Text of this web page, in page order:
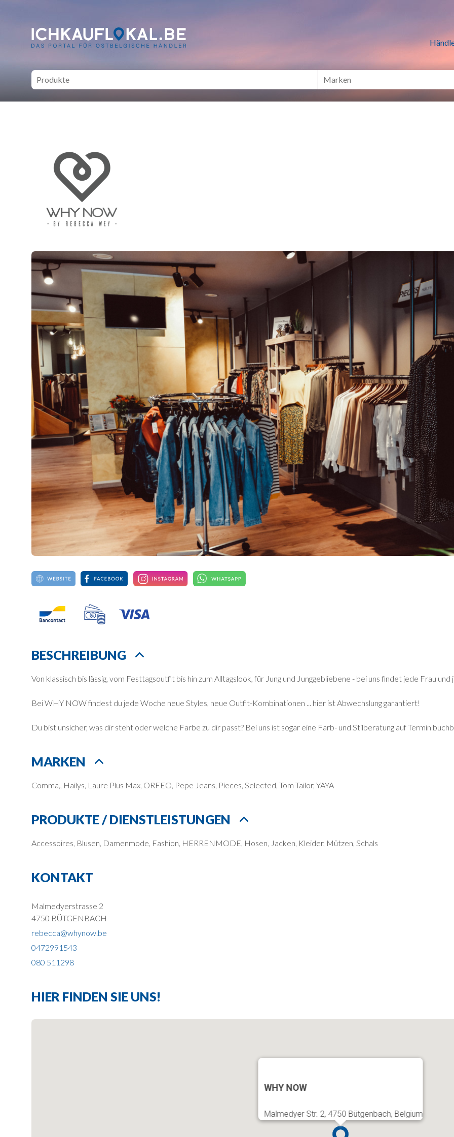
ich kauf lokal - Bei lokalen Händlern online Shoppen
BESCHREIBUNG
Von klassisch bis lässig, vom Festtagsoutfit bis hin zum Alltagslook, für Jung und Junggebliebene - bei uns findet jede Frau
Bei WHY NOW findest du jede Woche neue Styles, neue Outfit-Kombinationen ... hier ist Abwechslung garantiert!
Du bist unsicher, was dir steht oder welche Farbe zu dir passt? Bei uns ist sogar eine Farb- und Stilberatung auf Termin
MARKEN
Comma,, Hailys, Laure Plus Max, ORFEO, Pepe Jeans, Pieces, Selected, Tom Tailor, YAYA
PRODUKTE / DIENSTLEISTUNGEN
Accessoires, Blusen, Damenmode, Fashion, HERRENMODE, Hosen, Jacken, Kleider, Mützen, Schals
KONTAKT
Malmedyerstrasse 2
4750 BÜTGENBACH
rebecca@whynow.be
0472991543
080 511298
HIER FINDEN SIE UNS!
WHY NOW
Malmedyer Str. 2, 4750 Bütgenbach, Belgium